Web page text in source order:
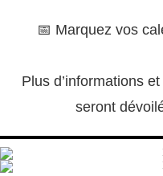
📅 Marquez vos
Plus d’informations
seront